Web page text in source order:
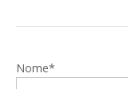
Nome*